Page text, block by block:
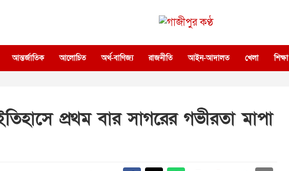
গাজীপুর কণ্ঠ
আন্তর্জাতিক আলোচিত অর্থ-বাণিজ্য রাজনীতি আইন-আদালত খেলা শিক্ষা
প্রথম বার সাগরের গভীরতা মাপা